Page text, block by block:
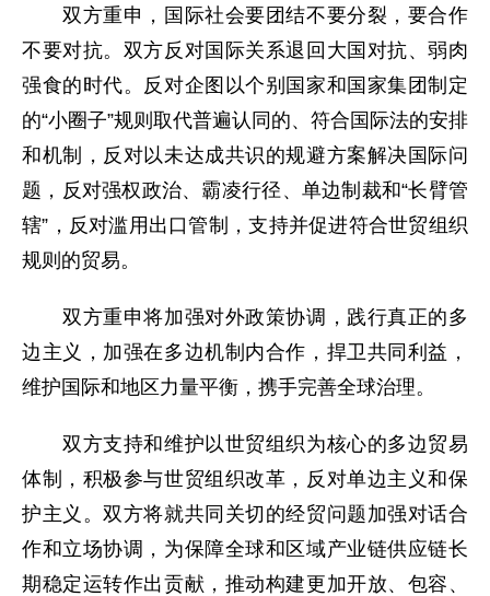
双方重申，国际社会要团结不要分裂，要合作
不要对抗。双方反对国际关系退回大国对抗、弱肉
强食的时代。反对企图以个别国家和国家集团制定
的“小圈子”规则取代普遍认同的、符合国际法的安排
和机制，反对以未达成共识的规避方案解决国际问
题，反对强权政治、霸凌行径、单边制裁和“长臂管
辖”，反对滥用出口管制，支持并促进符合世贸组织
规则的贸易。
双方重申将加强对外政策协调，践行真正的多
边主义，加强在多边机制内合作，捍卫共同利益，
维护国际和地区力量平衡，携手完善全球治理。
双方支持和维护以世贸组织为核心的多边贸易
体制，积极参与世贸组织改革，反对单边主义和保
护主义。双方将就共同关切的经贸问题加强对话合
作和立场协调，为保障全球和区域产业链供应链长
期稳定运转作出贡献，推动构建更加开放、包容、